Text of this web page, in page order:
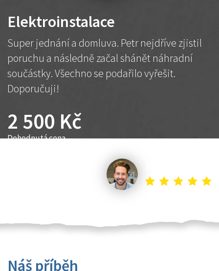
Elektroinstalace
Super jednání a domluva. Petr nejdříve zjistil
poruchu a následně začal shánět náhradní
součástky. Všechno se podařilo vyřešit.
Doporučuji!
2 500 Kč
Dohodnutá cena
Náš příběh